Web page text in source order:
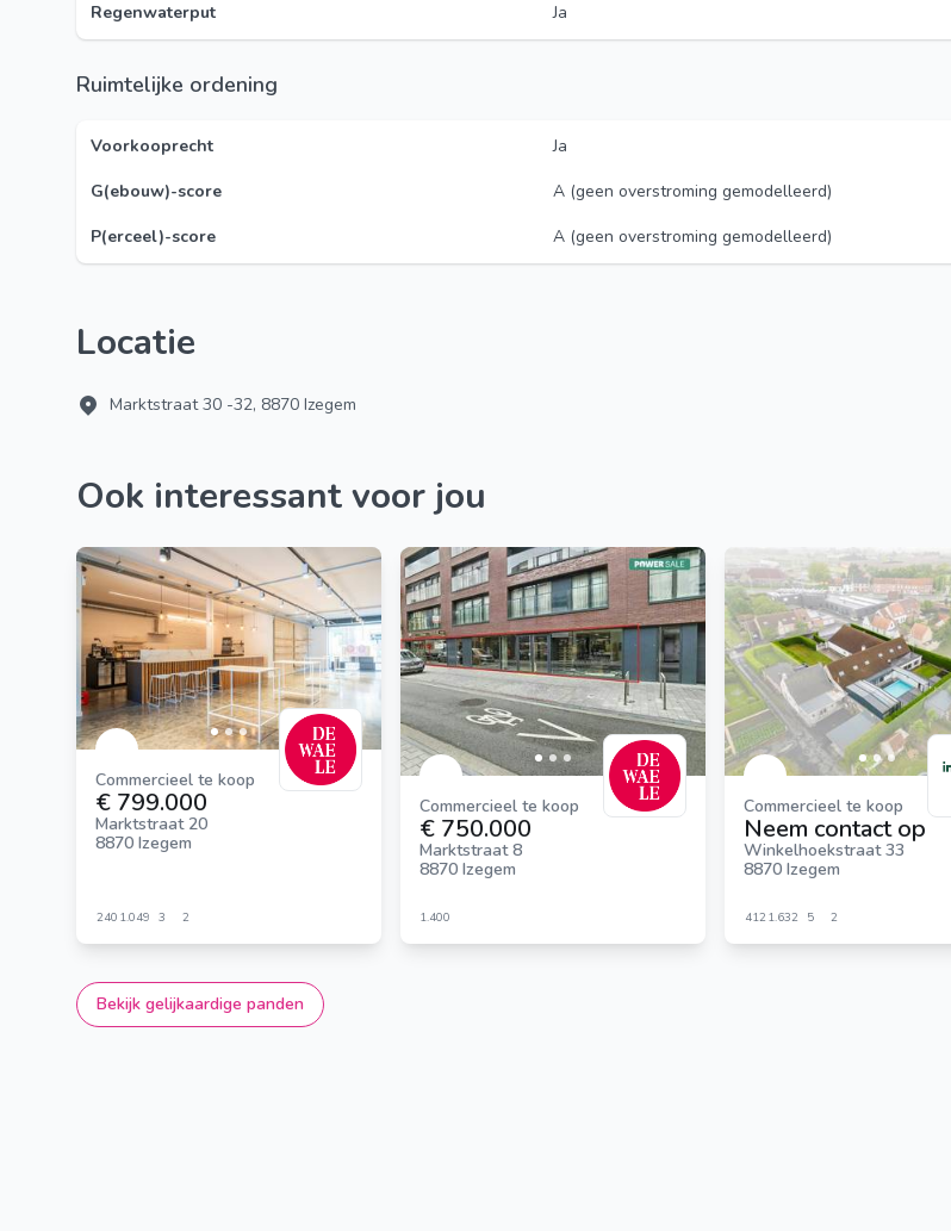
Regenwaterput
Ja
Ruimtelijke ordening
Voorkooprecht
Ja
G(ebouw)-score
A (geen overstroming gemodelleerd)
P(erceel)-score
A (geen overstroming gemodelleerd)
Locatie
Marktstraat 30 -32, 8870 Izegem
Ook interessant voor jou
Commercieel te koop
€ 799.000
Marktstraat 20
8870 Izegem
240 1.049 3 2
Commercieel te koop
€ 750.000
Marktstraat 8
8870 Izegem
1.400
Commercieel te koop
Neem contact op
Winkelhoekstraat 33
8870 Izegem
412 1.632 5 2
Bekijk gelijkaardige panden